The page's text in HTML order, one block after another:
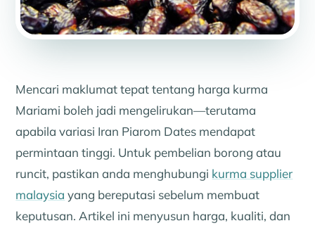
Mencari maklumat tepat tentang harga kurma
Mariami boleh jadi mengelirukan—terutama
apabila variasi Iran Piarom Dates mendapat
permintaan tinggi. Untuk pembelian borong atau
runcit, pastikan anda menghubungi kurma supplier
malaysia yang bereputasi sebelum membuat
keputusan. Artikel ini menyusun harga, kualiti, dan